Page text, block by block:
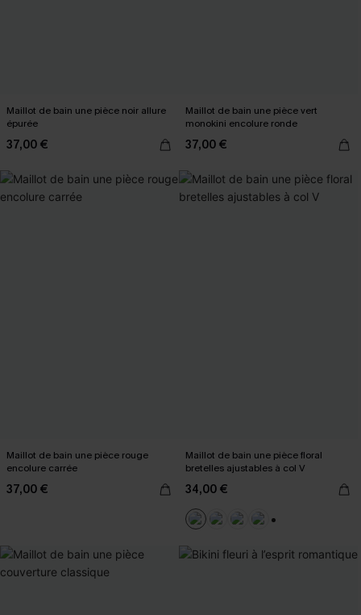
Maillot de bain une pièce noir allure
épurée
37,00 €
Maillot de bain une pièce vert
monokini encolure ronde
37,00 €
Maillot de bain une pièce rouge
encolure carrée
37,00 €
Maillot de bain une pièce floral
bretelles ajustables à col V
34,00 €